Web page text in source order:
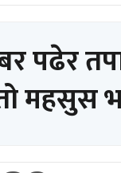
पढेर
महसुस